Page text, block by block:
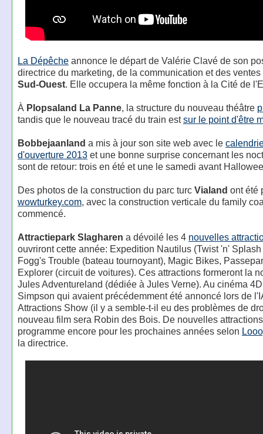
La Dépêcheannonce le départ de Valérie Clavé de son
directrice du marketing, de la communication et des
Sud-Ouest. Elle occupera la même fonction à la Cité de
À Plopsaland La Panne, la structure du nouveau théâtre
tandis que le nouveau tracé du train estsur le point d'être
Bobbejaanland a mis à jour son site web avec le
d'ouverture 2013et une bonne surprise concernant les
sont de retour: trois en été et une le samedi avant
Des photos de la construction du parc turc Vialand ont été
wowturkey.com, avec la construction verticale du family
commencé.
Attractiepark Slagharen a dévoilé les 4 nouvelles
ouvriront cette année: Expedition Nautilus (Twist 'n' Splash
Fogg's Trouble (bateau tournoyant), Magic Bikes,
Explorer (circuit de voitures). Ces attractions formeront la
Jules Adventureland (dédiée à Jules Verne). Au cinéma
Simpson qui avaient précédemment été annoncé lors de
Attractions Show (il y a semble-t-il eu des problèmes de
nouveau film sera Robin des Bois. De nouvelles
programme encore pour les prochaines années selon
la directrice.